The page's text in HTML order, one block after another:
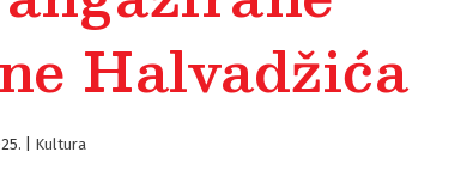
Halvadžića
Kultura